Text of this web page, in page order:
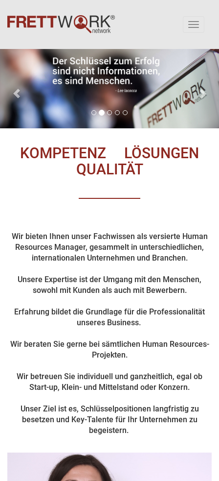
Toggle
Previous
KOMPETENZ
LÖSUNGEN
QUALITÄT
Wir bieten Ihnen unser Fachwissen als versierte Human
Resources Manager, gesammelt in unterschiedlichen,
internationalen Unternehmen und Branchen.
Unsere Expertise ist der Umgang mit den Menschen,
sowohl mit Kunden als auch mit Bewerbern.
Erfahrung bildet die Grundlage für die Professionalität
unseres Business.
Wir beraten Sie gerne bei sämtlichen Human Resources-
Projekten.
Wir betreuen Sie individuell und ganzheitlich, egal ob
Start-up, Klein- und Mittelstand oder Konzern.
Unser Ziel ist es, Schlüsselpositionen langfristig zu
besetzen und Key-Talente für Ihr Unternehmen zu
begeistern.